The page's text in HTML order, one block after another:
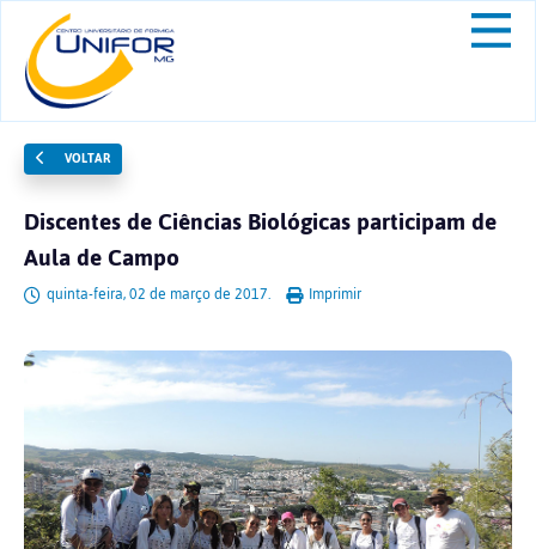
VOLTAR
Discentes de Ciências Biológicas participam de
Aula de Campo
quinta-feira, 02 de março de 2017. Imprimir